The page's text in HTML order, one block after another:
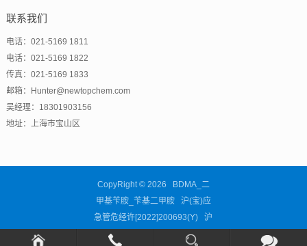
联系我们
电话：021-5169 1811
电话：021-5169 1822
传真：021-5169 1833
邮箱：Hunter@newtopchem.com
吴经理：18301903156
地址：上海市宝山区
CopyRight © 2026 BDMA_二
甲基苄胺_苄基二甲胺 沪(宝)应
急管危经许[2022]200693(Y)沪
ICP备11038676号-63